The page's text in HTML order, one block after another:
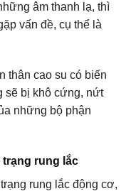
âm thanh lạ, thì
vấn đề, cụ thể là
thân cao su có biến
sẽ bị khô cứng, nứt
những bộ phận
rung lắc
rung lắc động cơ,